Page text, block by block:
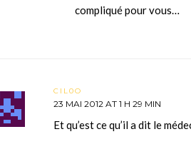
compliqué pour vous…
CIL0O
23 MAI 2012 AT 1 H 29 MIN
Et qu’est ce qu’il a dit le